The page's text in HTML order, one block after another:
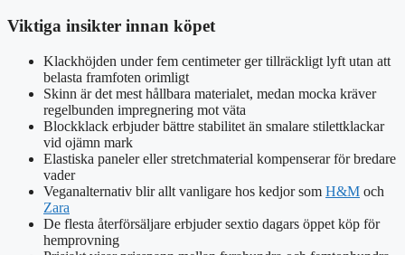
Viktiga insikter innan köpet
Klackhöjden under fem centimeter ger tillräckligt lyft utan att
belasta framfoten orimligt
Skinn är det mest hållbara materialet, medan mocka kräver
regelbunden impregnering mot väta
Blockklack erbjuder bättre stabilitet än smalare stilettklackar
vid ojämn mark
Elastiska paneler eller stretchmaterial kompenserar för bredare
vader
Veganalternativ blir allt vanligare hos kedjor som H&M och
Zara
De flesta återförsäljare erbjuder sextio dagars öppet köp för
hemprovning